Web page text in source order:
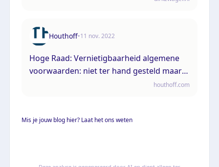
Houthoff•11 nov. 2022
Hoge Raad: Vernietigbaarheid algemene
voorwaarden: niet ter hand gesteld maar
houthoff.com
Mis je jouw blog hier? Laat het ons weten